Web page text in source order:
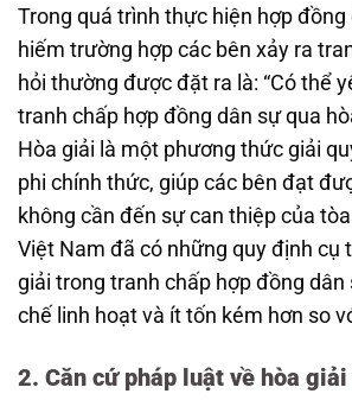
Trong quá trình thực hiện hợp đồng
hiếm trường hợp các bên xảy ra
hỏi thường được đặt ra là: “Có thể
tranh chấp hợp đồng dân sự qua
Hòa giải là một phương thức giải
phi chính thức, giúp các bên đạt
không cần đến sự can thiệp của
Việt Nam đã có những quy định cụ
giải trong tranh chấp hợp đồng
chế linh hoạt và ít tốn kém hơn so
2. Căn cứ pháp luật về hòa